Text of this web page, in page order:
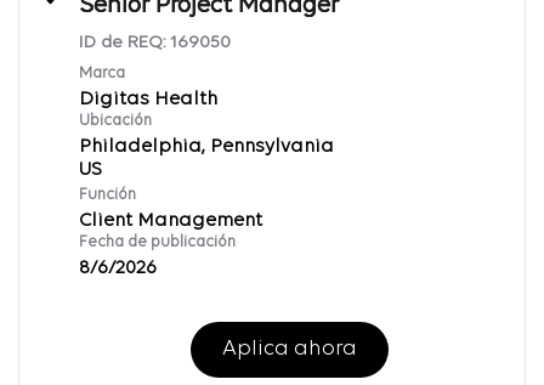
Senior Project Manager
ID de REQ: 169050
Marca
Digitas Health
Ubicación
Philadelphia, Pennsylvania
Función
Client Management
Fecha de publicación
8/6/2026
Aplica ahora